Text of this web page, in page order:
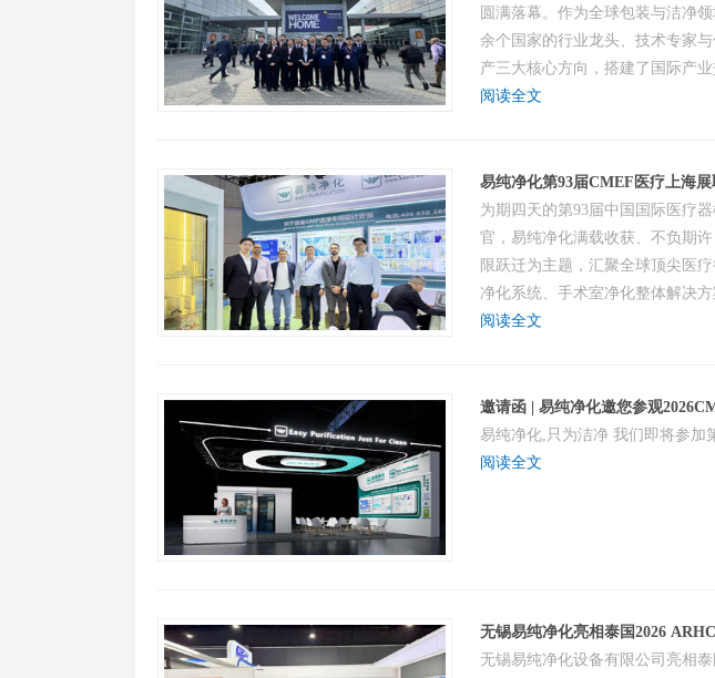
圆满落幕。作为全球包装与洁净
余个国家的行业龙头、技术专家
产三大核心方向，搭建了国际产
阅读全文
易纯净化第93届CMEF医疗上海
为期四天的第93届中国国际医疗
官，易纯净化满载收获、不负期
限跃迁为主题，汇聚全球顶尖医
净化系统、手术室净化整体解决
阅读全文
邀请函 | 易纯净化邀您参观
易纯净化,只为洁净 我们即将参加
阅读全文
无锡易纯净化亮相泰国2026
无锡易纯净化设备有限公司亮相